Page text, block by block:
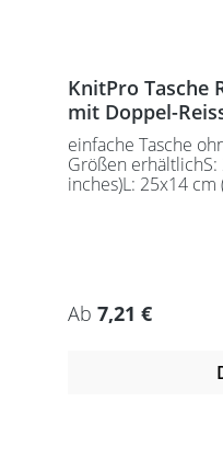
KnitPro Tasche
mit Doppel-
einfache Tasche
Größen erhältlichS:
inches)L: 25x14 cm
Regulärer Preis:
Ab 7,21 €